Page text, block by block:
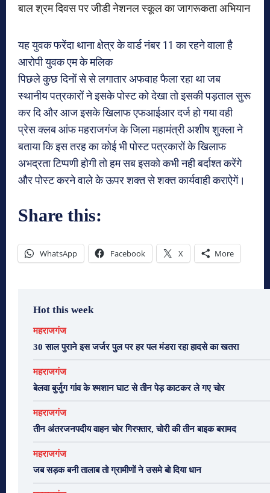
बाल श्रम दिवस पर जीडी नेशनल स्कूल का जागरूकता अभियान
यह युवक फरेंदा थाना क्षेत्र के वार्ड नंबर 11 का रहने वाला है
आरोपी युवक एम के मलिक
पिछले कुछ दिनों से से लगातार अफवाह फैला रहा था जब
स्थानीय पत्रकारों ने इसके पोस्ट को देखा तो इसकी पड़ताल सुरू
कर दि और आज इसके खिलाफ एफआईआर दर्ज हो गया वही
प्रेस क्लब आंफ महराजगंज के जिला महामंत्री अशीष शुक्ला ने
बताया कि इस तरह का कोई भी पोस्ट पत्रकारों के खिलाफ
अभद्रता टिप्पणी होगी तो हम सब इसको कभी नही बर्दाश्त करेंगे
और पोस्ट करने वाले के ऊपर शक्त से शक्त कार्यवाही कराऐगें।
Share this:
WhatsApp Facebook X More
Hot this week
महराजगंज
30 साल पुराने इस जर्जर पुल पर हर पल मंडरा रहा हादसे का खतरा
महराजगंज
बेलवा बुर्जुग गांव के श्मशान घाट से तीन पेड़ काटकर ले गए चोर
महराजगंज
तीन अंतरजनपदीय वाहन चोर गिरफ्तार, चोरी की तीन बाइक बरामद
महराजगंज
जब सड़क बनी तालाब तो ग्रामीणों ने उसमे बो दिया धान